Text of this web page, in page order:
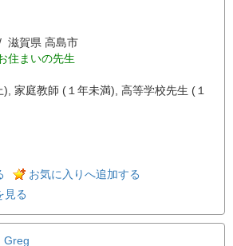
滋賀県 高島市
住まいの先生
家庭教師 (１年未満), 高等学校先生 (１
お気に入りへ追加する
見る
Greg